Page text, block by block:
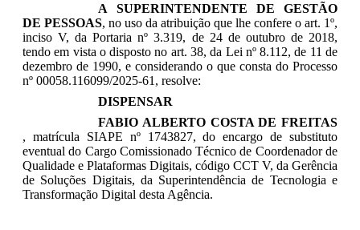
A SUPERINTENDENTE DE GESTÃO
DE PESSOAS, no uso da atribuição que lhe confere o art. 1º,
inciso V, da Portaria nº 3.319, de 24 de outubro de 2018,
tendo em vista o disposto no art. 38, da Lei nº 8.112, de 11 de
dezembro de 1990, e considerando o que consta do Processo
nº 00058.116099/2025-61 , resolve:
DISPENSAR
FABIO ALBERTO COSTA DE FREITAS​
, matrícula SIAPE nº 1743827, do encargo de substituto
eventual do Cargo Comissionado Técnico de Coordenador de
Qualidade e Plataformas Digitais, código CCT V, da Gerência
de Soluções Digitais, da Superintendência de Tecnologia e
Transformação Digital desta Agência.